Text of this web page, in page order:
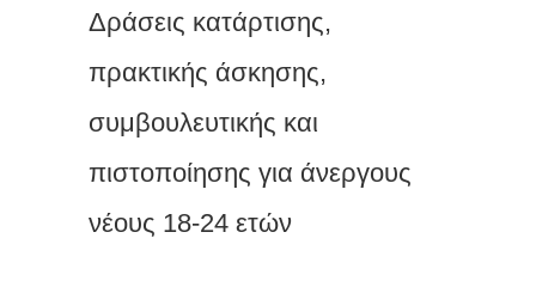
Δράσεις κατάρτισης,
πρακτικής άσκησης,
συμβουλευτικής και
πιστοποίησης για άνεργους
νέους 18-24 ετών